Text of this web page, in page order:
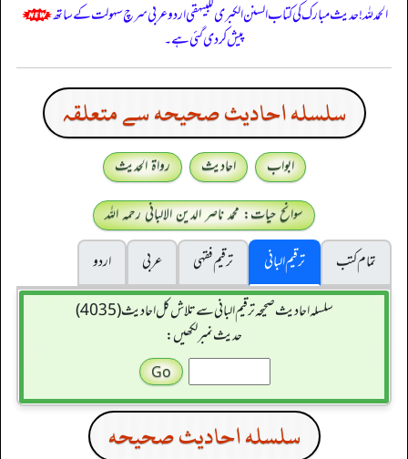
الحمدللہ! حدیث مبارک کی کتاب السنن الكبرى للبيهقي اردو عربی سرچ سہولت کے ساتھ
پیش کر دی گئی ہے۔
سلسله احاديث صحيحه سے متعلقہ
ابواب احادیث
رواۃ الحدیث
سوانح حیات: محمد ناصر الدین الالبانی رحمہ اللہ
تمام کتب
ترقیم البانی ترقيم فقہی عربی
اردو
سلسله احاديث صحيحه ترقیم البانی سے تلاش کل احادیث (4035)
حدیث نمبر لکھیں:
سلسله احاديث صحيحه